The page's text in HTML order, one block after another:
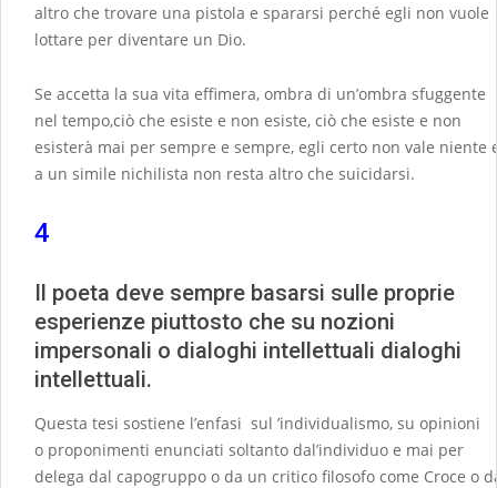
altro che trovare una pistola e spararsi perché egli non vuole
lottare per diventare un Dio.
Se accetta la sua vita effimera, ombra di un’ombra sfuggente
nel tempo,ciò che esiste e non esiste, ciò che esiste e non
esisterà mai per sempre e sempre, egli certo non vale niente
a un simile nichilista non resta altro che suicidarsi.
4
Il poeta deve sempre basarsi sulle proprie
esperienze piuttosto che su nozioni
impersonali o dialoghi intellettuali dialoghi
intellettuali.
Questa tesi sostiene l’enfasi sul ’individualismo, su opinioni
o proponimenti enunciati soltanto dal’individuo e mai per
delega dal capogruppo o da un critico filosofo come Croce o